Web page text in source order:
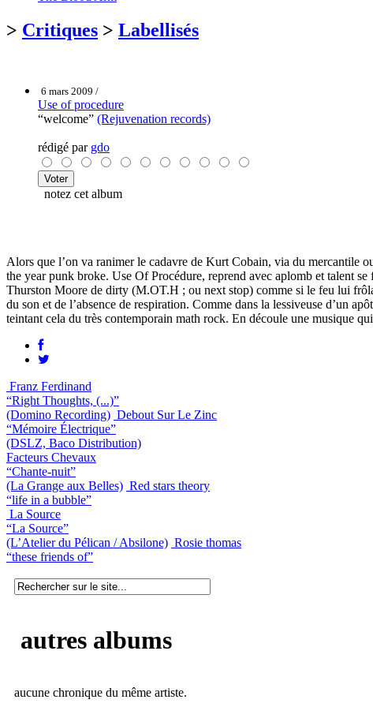
> Critiques > Labellisés
6 mars 2009 /
Use of procedure
“welcome” (Rejuvenation records)
rédigé par gdo
notez cet album
Alors que l’on va ranimer le cadavre de Kurt Cobain, via du mercantile
the year punk broke. Use Of Procédure, reprend avec aplomb et talent
Thurston Moore de dirty (M.OT.H ; ou next stop) comme si le feu lui
du son et de l’absence de respiration. Comme dans la lessiveuse d’un
teintant cela du très contemporain math rock. En découle une musique
Franz Ferdinand
“Right Thoughts, (...)”
(Domino Recording) Debout Sur Le Zinc
“Mémoire Électrique”
(DSLZ, Baco Distribution)
Facteurs Chevaux
“Chante-nuit”
(La Grange aux Belles) Red stars theory
“life in a bubble”
La Source
“La Source”
(L’Atelier du Pélican / Absilone) Rosie thomas
“these friends of”
autres albums
aucune chronique du même artiste.